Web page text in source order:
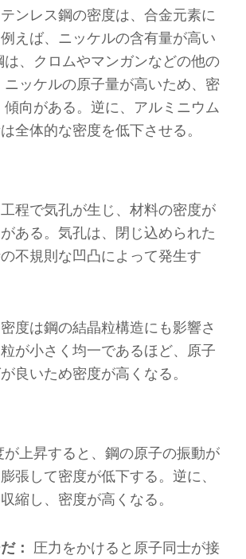
ンレス鋼の密度は、合金元素に
えば、ニッケルの含有量が高い
、クロムやマンガンなどの他の
ッケルの原子量が高いため、密
向がある。逆に、アルミニウム
全体的な密度を低下させる。
程で気孔が生じ、材料の密度が
ある。気孔は、閉じ込められた
不規則な凹凸によって発生す
度は鋼の結晶粒構造にも影響さ
が小さく均一であるほど、原子
良いため密度が高くなる。
が上昇すると、鋼の原子の振動が
張して密度が低下する。逆に、
縮し、密度が高くなる。
： 圧力をかけると原子同士が接